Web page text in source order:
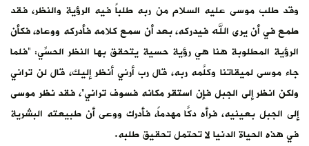
وقد طلب موسى عليه السلام من ربه طلباً فيه الرؤية والنظر، فقد
طمع في أن يرى الله فيدركه، بعد أن سمع كلامه فأدركه ووعاه، فكأن
الرؤية المطلوبة هنا هي رؤية حسية يتحقق بها النظر الحسِّي: “فلما
جاء موسى لميقاتنا وكلَّمه ربه، قال رب أرني أنظر إليك، قال لن تراني
ولكن انظر إلى الجبل فإن استقر مكانه فسوف تراني”، فقد نظر موسى
إلى الجبل بعينيه، فرأه دكَّا مهدماً، فأدرك ووعى أن طبيعته البشرية
في هذه الحياة الدنيا لا تحتمل تحقيق طلبه.